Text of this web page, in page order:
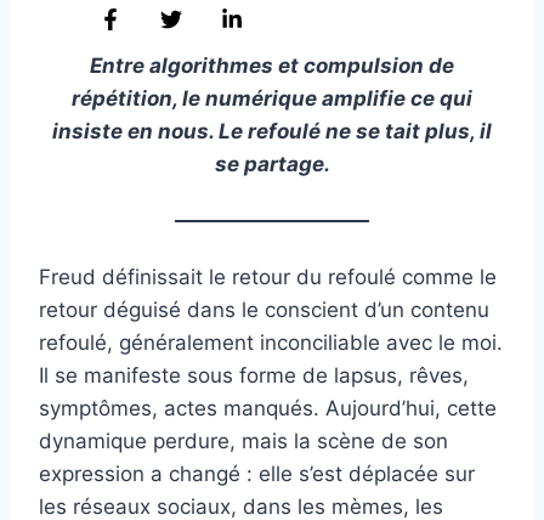
Entre algorithmes et compulsion de
répétition, le numérique amplifie ce qui
insiste en nous. Le refoulé ne se tait plus, il
se partage.
Freud définissait le retour du refoulé comme le
retour déguisé dans le conscient d’un contenu
refoulé, généralement inconciliable avec le moi.
Il se manifeste sous forme de lapsus, rêves,
symptômes, actes manqués. Aujourd’hui, cette
dynamique perdure, mais la scène de son
expression a changé : elle s’est déplacée sur
les réseaux sociaux, dans les mèmes, les